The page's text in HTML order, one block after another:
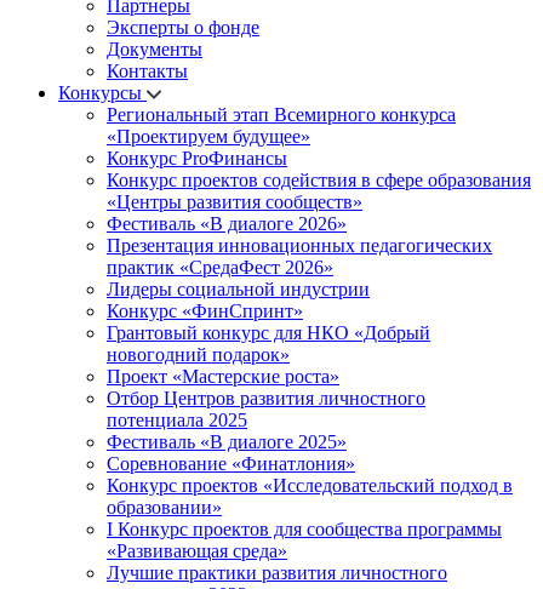
Партнеры
Эксперты о фонде
Документы
Контакты
Конкурсы
Региональный этап Всемирного конкурса
«Проектируем будущее»
Конкурс ProФинансы
Конкурс проектов содействия в сфере образования
«Центры развития сообществ»
Фестиваль «В диалоге 2026»
Презентация инновационных педагогических
практик «СредаФест 2026»
Лидеры социальной индустрии
Конкурс «ФинСпринт»
Грантовый конкурс для НКО «Добрый
новогодний подарок»
Проект «Мастерские роста»
Отбор Центров развития личностного
потенциала 2025
Фестиваль «В диалоге 2025»
Соревнование «Финатлония»
Конкурс проектов «Исследовательский подход в
образовании»
I Конкурс проектов для сообщества программы
«Развивающая среда»
Лучшие практики развития личностного